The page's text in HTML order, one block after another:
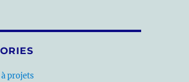
projets